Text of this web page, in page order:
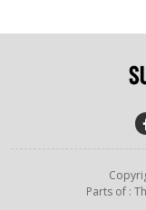
Parts of :